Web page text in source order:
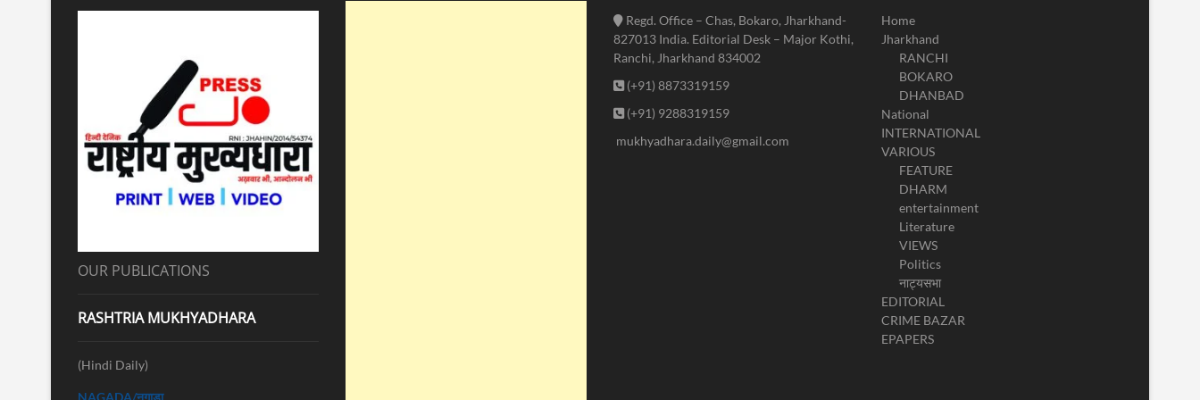
OUR PUBLICATIONS
RASHTRIA MUKHYADHARA
(Hindi Daily)
NAGADA/नगाड़ा
Regd. Office – Chas, Bokaro, Jharkhand-
827013 India. Editorial Desk – Major Kothi,
Ranchi, Jharkhand 834002
(+91) 8873319159
(+91) 9288319159
mukhyadhara.daily@gmail.com
Home
Jharkhand
RANCHI
BOKARO
DHANBAD
National
INTERNATIONAL
VARIOUS
FEATURE
DHARM
entertainment
Literature
VIEWS
Politics
नाट्यसभा
EDITORIAL
CRIME BAZAR
EPAPERS